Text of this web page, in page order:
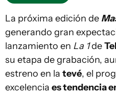
La próxima edición de
generando gran
lanzamiento en La 1de
su etapa de grabación,
estreno en la tevé, el
excelencia es tendencia